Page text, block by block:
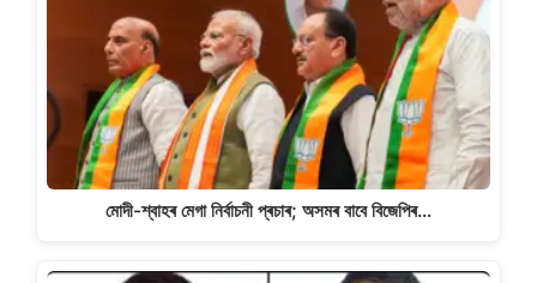
মোদী-শ্বাহৰ মেগা নিৰ্বাচনী প্ৰচাৰ; অসমৰ বাবে বিজেপিৰ…